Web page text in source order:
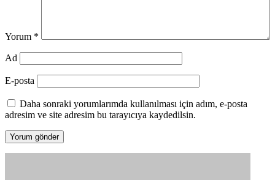
Yorum *
Ad
E-posta
Daha sonraki yorumlarımda kullanılması için adım, e-posta
adresim ve site adresim bu tarayıcıya kaydedilsin.